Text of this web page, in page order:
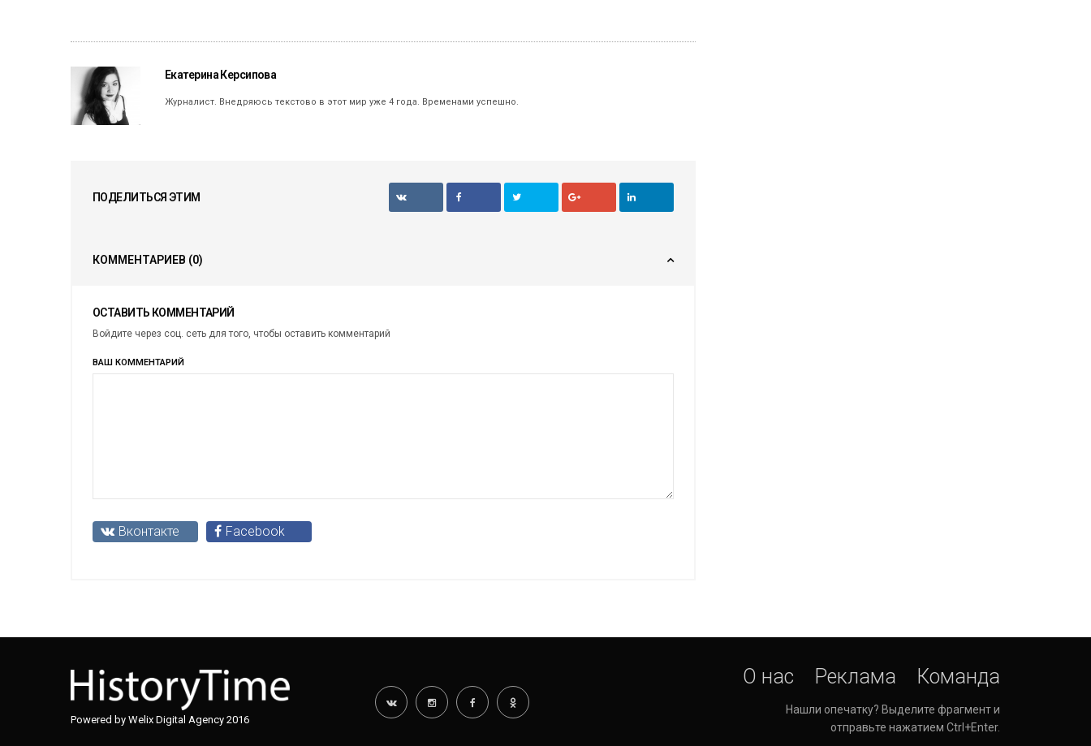
Екатерина Керсипова
Журналист. Внедряюсь текстово в этот мир уже 4 года. Временами успешно.
ПОДЕЛИТЬСЯ ЭТИМ
КОММЕНТАРИЕВ (0)
ОСТАВИТЬ КОММЕНТАРИЙ
Войдите через соц. сеть для того, чтобы оставить комментарий
ВАШ КОММЕНТАРИЙ
Вконтакте Facebook
Powered by Welix Digital Agency 2016
О нас Реклама Команда
Нашли опечатку? Выделите фрагмент и
отправьте нажатием Ctrl+Enter.